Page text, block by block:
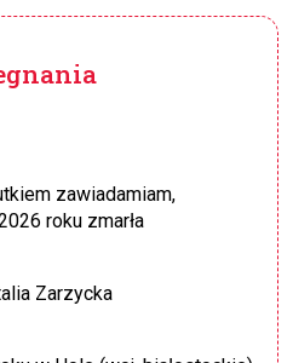
zawiadamiam,
roku zmarła
Zarzycka